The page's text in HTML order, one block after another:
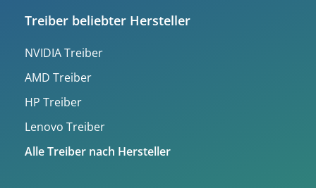
Treiber beliebter Hersteller
NVIDIA Treiber
AMD Treiber
HP Treiber
Lenovo Treiber
Alle Treiber nach Hersteller